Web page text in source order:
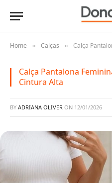
Home » Calças » Calça
Calça Pantalona
Cintura Alta
BY ADRIANA OLIVER ON 12/01/2026